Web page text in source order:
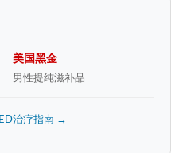
美国黑金
男性提纯滋补品
治疗指南 →